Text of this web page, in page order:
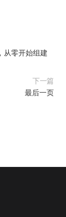
从零开始组建
下一篇
最后一页